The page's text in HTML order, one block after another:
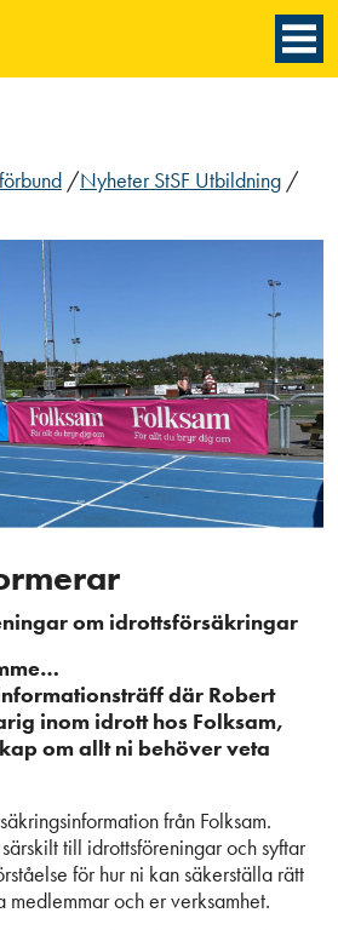
/Nyheter StSF Utbildning /
om idrottsförsäkringar
där Robert
inom idrott hos Folksam,
om allt ni behöver veta
från Folksam.
till idrottsföreningar och syftar
för hur ni kan säkerställa rätt
medlemmar och er verksamhet.